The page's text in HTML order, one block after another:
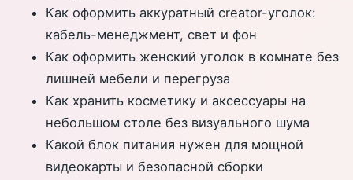
Как оформить аккуратный creator-уголок:
кабель-менеджмент, свет и фон
Как оформить женский уголок в комнате без
лишней мебели и перегруза
Как хранить косметику и аксессуары на
небольшом столе без визуального шума
Какой блок питания нужен для мощной
видеокарты и безопасной сборки